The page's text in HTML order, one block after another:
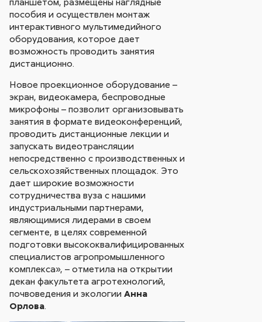
пособия и осуществлен монтаж
интерактивного мультимедийного
оборудования, которое дает
возможность проводить занятия
дистанционно.
Новое проекционное оборудование –
экран, видеокамера, беспроводные
микрофоны – позволит организовывать
занятия в формате видеоконференций,
проводить дистанционные лекции и
запускать видеотрансляции
непосредственно с производственных и
сельскохозяйственных площадок. Это
дает широкие возможности
сотрудничества вуза с нашими
индустриальными партнерами,
являющимися лидерами в своем
сегменте, в целях современной
подготовки высококвалифицированных
специалистов агропромышленного
комплекса», – отметила на открытии
декан факультета агротехнологий,
почвоведения и экологииАнна
Орлова.